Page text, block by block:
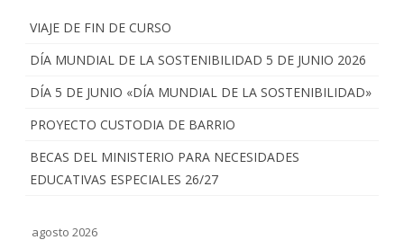
VIAJE DE FIN DE CURSO
DÍA MUNDIAL DE LA SOSTENIBILIDAD 5 DE JUNIO 2026
DÍA 5 DE JUNIO «DÍA MUNDIAL DE LA SOSTENIBILIDAD»
PROYECTO CUSTODIA DE BARRIO
BECAS DEL MINISTERIO PARA NECESIDADES
EDUCATIVAS ESPECIALES 26/27
agosto 2026